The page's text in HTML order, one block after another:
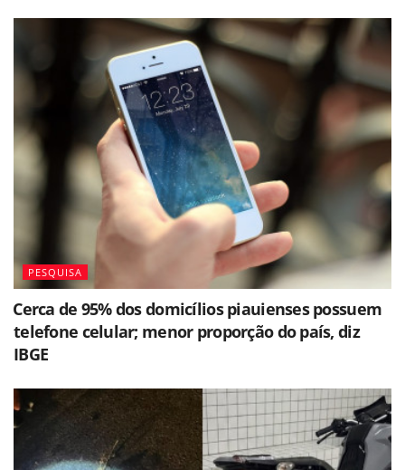
PESQUISA
⁠Cerca de 95% dos domicílios piauienses possuem
telefone celular; menor proporção do país, diz
IBGE